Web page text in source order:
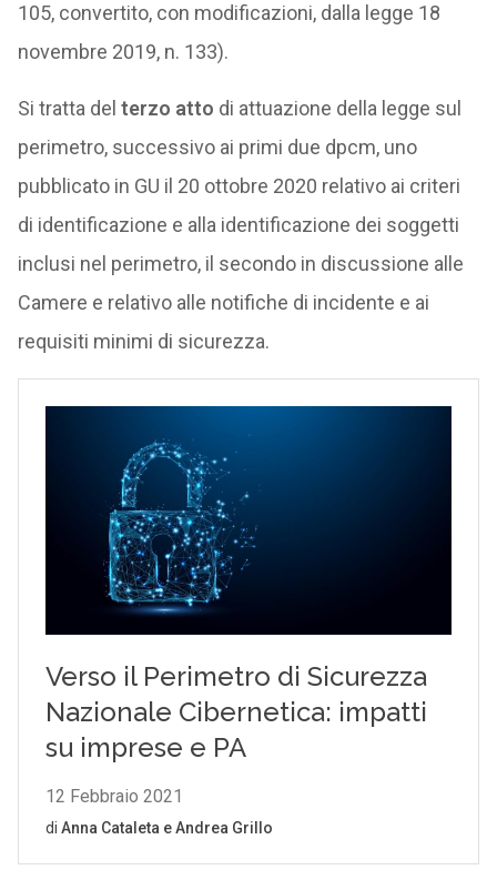
105, convertito, con modificazioni, dalla legge 18
novembre 2019, n. 133).
Si tratta del terzo atto di attuazione della legge sul
perimetro, successivo ai primi due dpcm, uno
pubblicato in GU il 20 ottobre 2020 relativo ai criteri
di identificazione e alla identificazione dei soggetti
inclusi nel perimetro, il secondo in discussione alle
Camere e relativo alle notifiche di incidente e ai
requisiti minimi di sicurezza.